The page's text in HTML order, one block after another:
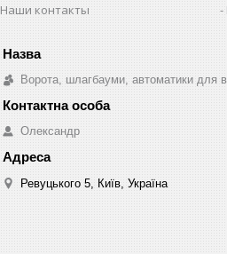
Наши контакты
Ворота, шлагбауми, автоматики для
Олександр
Ревуцького 5, Київ, Україна